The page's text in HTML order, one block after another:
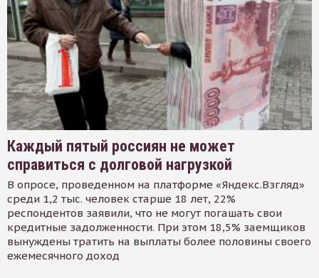
Каждый пятый россиян не может
справиться с долговой нагрузкой
В опросе, проведенном на платформе «Яндекс.Взгляд»
среди 1,2 тыс. человек старше 18 лет, 22%
респондентов заявили, что не могут погашать свои
кредитные задолженности. При этом 18,5% заемщиков
вынуждены тратить на выплаты более половины своего
ежемесячного доход